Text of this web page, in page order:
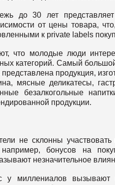
до 30 лет
от цены товара,
к private labels
что молодые люди
категорий. Самый
продукция,
мясные деликатесы,
безалкогольные
продукции.
не склонны
например, бонусов на
незначительное
у миллениалов вызывают